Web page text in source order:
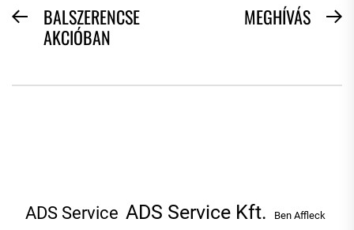
BEJEGYZÉS
NAVIGÁCIÓ
PreviousBALSZERENCSE
AKCIÓBAN
MEGHÍVÁS
ADS Service ADS Service Kft. Ben Affleck